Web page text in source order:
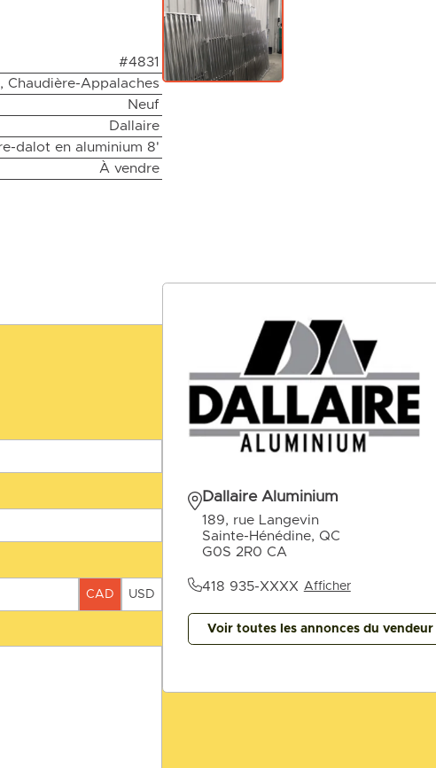
#4831
Chaudière-Appalaches
Neuf
Dallaire
dalot en aluminium 8'
À vendre
CAD USD
Dallaire Aluminium
189, rue Langevin
Sainte-Hénédine, QC
G0S 2R0 CA
418 935-XXXX Afficher
Voir toutes les annonces du vendeur